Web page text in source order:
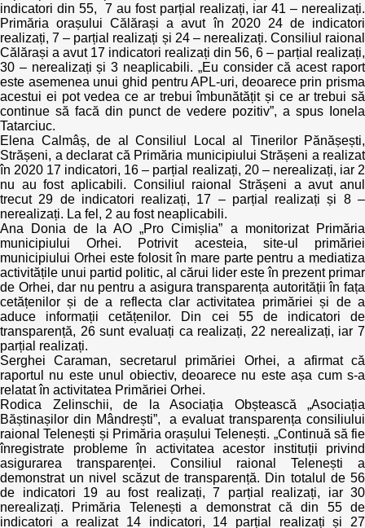
indicatori din 55, 7 au fost parțial realizați, iar 41 – nerealizați.
Primăria orașului Călărași a avut în 2020 24 de indicatori
realizați, 7 – parțial realizați și 24 – nerealizați. Consiliul raional
Călărași a avut 17 indicatori realizați din 56, 6 – parțial realizați,
30 – nerealizați și 3 neaplicabili. „Eu consider că acest raport
este asemenea unui ghid pentru APL-uri, deoarece prin prisma
acestui ei pot vedea ce ar trebui îmbunătățit și ce ar trebui să
continue să facă din punct de vedere pozitiv”, a spus Ionela
Tatarciuc.
Elena Calmâș, de al Consiliul Local al Tinerilor Pănășești,
Strășeni, a declarat că Primăria municipiului Strășeni a realizat
în 2020 17 indicatori, 16 – parțial realizați, 20 – nerealizați, iar 2
nu au fost aplicabili. Consiliul raional Strășeni a avut anul
trecut 29 de indicatori realizați, 17 – parțial realizați și 8 –
nerealizați. La fel, 2 au fost neaplicabili.
Ana Donia de la AO „Pro Cimișlia” a monitorizat Primăria
municipiului Orhei. Potrivit acesteia, site-ul primăriei
municipiului Orhei este folosit în mare parte pentru a mediatiza
activitățile unui partid politic, al cărui lider este în prezent primar
de Orhei, dar nu pentru a asigura transparența autorității în fața
cetățenilor și de a reflecta clar activitatea primăriei și de a
aduce informații cetățenilor. Din cei 55 de indicatori de
transparență, 26 sunt evaluați ca realizați, 22 nerealizați, iar 7
parțial realizați.
Serghei Caraman, secretarul primăriei Orhei, a afirmat că
raportul nu este unul obiectiv, deoarece nu este așa cum s-a
relatat în activitatea Primăriei Orhei.
Rodica Zelinschii, de la Asociația Obștească „Asociația
Băștinașilor din Mândrești”, a evaluat transparența consiliului
raional Telenești și Primăria orașului Telenești. „Continuă să fie
înregistrate probleme în activitatea acestor instituții privind
asigurarea transparenței. Consiliul raional Telenești a
demonstrat un nivel scăzut de transparență. Din totalul de 56
de indicatori 19 au fost realizați, 7 parțial realizați, iar 30
nerealizați. Primăria Telenești a demonstrat că din 55 de
indicatori a realizat 14 indicatori, 14 parțial realizați și 27